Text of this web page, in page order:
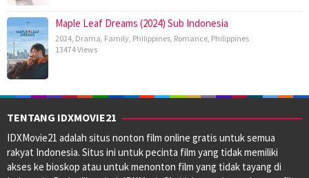
Maple Leaf Dreams (2024) Sub Indonesia
2024 Drama Family Philippines Romance Philippines
13474 Views
TENTANG IDXMOVIE21
IDXMovie21 adalah situs nonton film online gratis untuk semua
rakyat Indonesia. Situs ini untuk pecinta film yang tidak memiliki
akses ke bioskop atau untuk menonton film yang tidak tayang di